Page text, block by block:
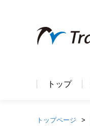
トップ
トップページ